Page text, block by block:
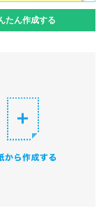
たん作成する